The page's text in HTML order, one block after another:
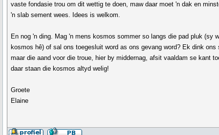
vaste fondasie trou om dit wettig te doen, maw daar moet 'n dak en
'n slab sement wees. Idees is welkom.
En nog 'n ding. Mag 'n mens kosmos sommer so langs die pad pluk (sy
kosmos hê) of sal ons toegesluit word as ons gevang word? Ek dink ons
maar die aand voor die troue, hier by middernag, afsit vaaldam se kant
daar staan die kosmos altyd welig!
Groete
Elaine